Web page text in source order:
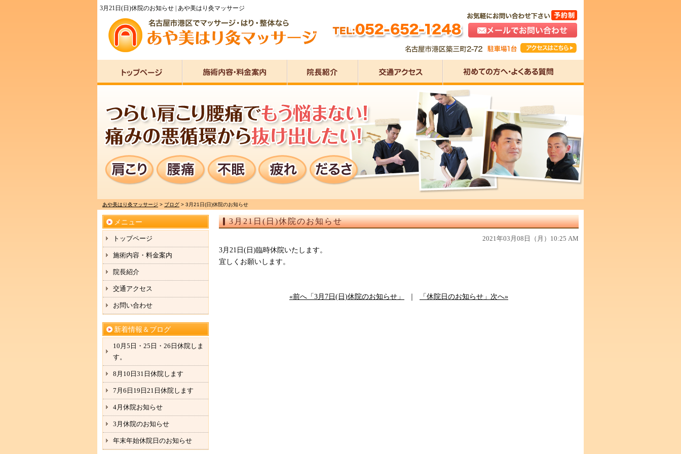
3月21日(日)休院のお知らせ | あや美はり灸マッサージ
あや美はり灸マッサージ > ブログ > 3月21日(日)休院のお知らせ
3月21日(日)休院のお知らせ
2021年03月08日（月）10:25 AM
3月21日(日)臨時休院いたします。
宜しくお願いします。
«前へ「3月7日(日)休院のお知らせ」 「休院日のお知らせ」次へ»
メニュー
トップページ
施術内容・料金案内
院長紹介
交通アクセス
お問い合わせ
新着情報＆ブログ
10月5日・25日・26日休院しま
す。
8月10日31日休院します
7月6日19日21日休院します
4月休院お知らせ
3月休院のお知らせ
年末年始休院日のお知らせ